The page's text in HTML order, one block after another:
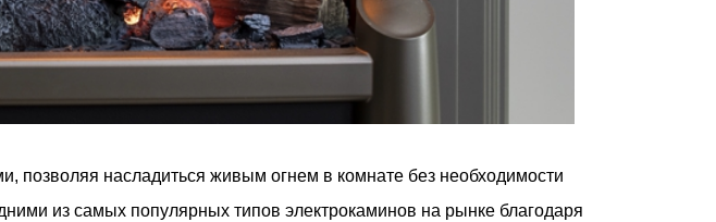
позволяя насладиться живым огнем в комнате без необходимости
из самых популярных типов электрокаминов на рынке благодаря